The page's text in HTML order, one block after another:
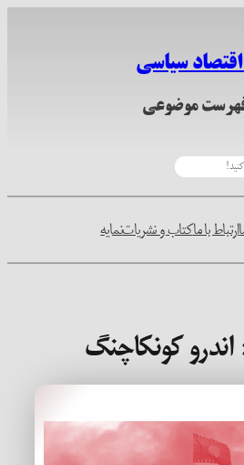
سیاسی
موضوعی
ارتباط با ماکتاب و نشریاتنمایه
اندرو کونکاچنگ